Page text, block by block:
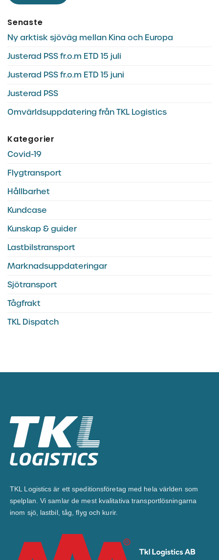
Senaste
Ny arktisk sjöväg mellan Kina och Europa
Justerad PSS fr.o.m ETD 15 juli
Justerad PSS fr.o.m ETD 15 juni
Justerad PSS
Omvärldsuppdatering från TKL Logistics
Kategorier
Covid-19
Flygtransport
Hållbarhet
Kundcase
Kunskap & guider
Lastbilstransport
Marknadsuppdateringar
Sjötransport
Tågfrakt
TKL Dispatch
TKL Logistics är ett speditionsföretag med hela världen som
spelplan. Vi samlar de mest kvalitativa transportlösningarna
inom sjö, lastbil, tåg, flyg och kurir.